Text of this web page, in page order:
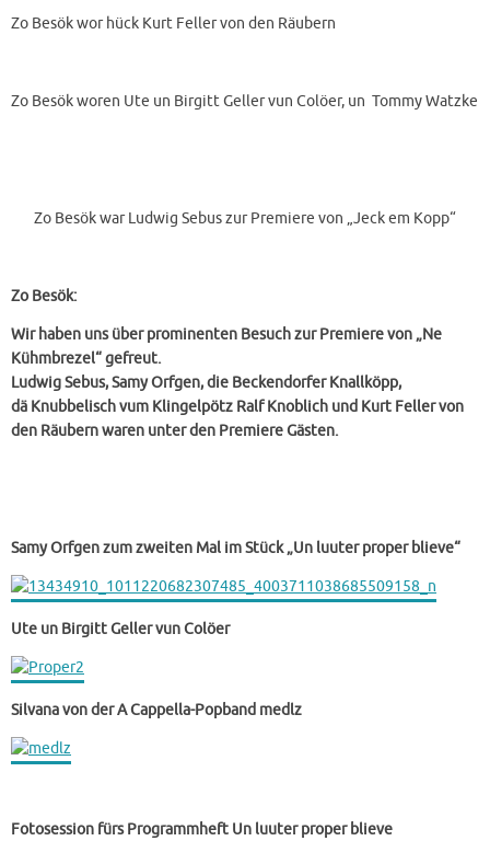
Zo Besök wor hück Kurt Feller von den Räubern
Zo Besök woren Ute un Birgitt Geller vun Colöer, un Tommy Watzke
Zo Besök war Ludwig Sebus zur Premiere von „Jeck em Kopp“
Zo Besök:
Wir haben uns über prominenten Besuch zur Premiere von „Ne
Kühmbrezel“ gefreut.
Ludwig Sebus, Samy Orfgen, die Beckendorfer Knallköpp,
dä Knubbelisch vum Klingelpötz Ralf Knoblich und Kurt Feller von
den Räubern waren unter den Premiere Gästen.
Samy Orfgen zum zweiten Mal im Stück „Un luuter proper blieve“
Ute un Birgitt Geller vun Colöer
Silvana von der A Cappella-Popband medlz
Fotosession fürs Programmheft Un luuter proper blieve